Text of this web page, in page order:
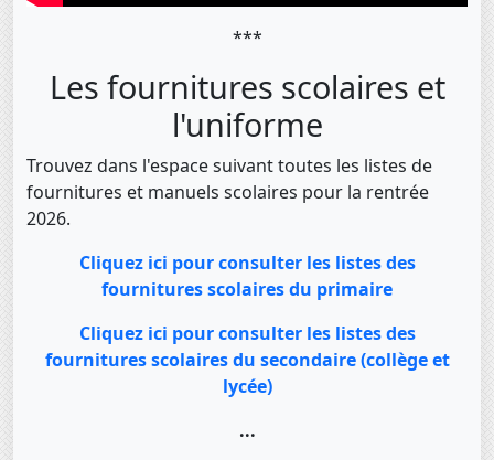
***
Les fournitures scolaires et
l'uniforme
Trouvez dans l'espace suivant toutes les listes de
fournitures et manuels scolaires pour la rentrée
2026.
Cliquez ici pour consulter les listes des
fournitures scolaires du primaire
Cliquez ici pour consulter les listes des
fournitures scolaires du secondaire (collège et
lycée)
...